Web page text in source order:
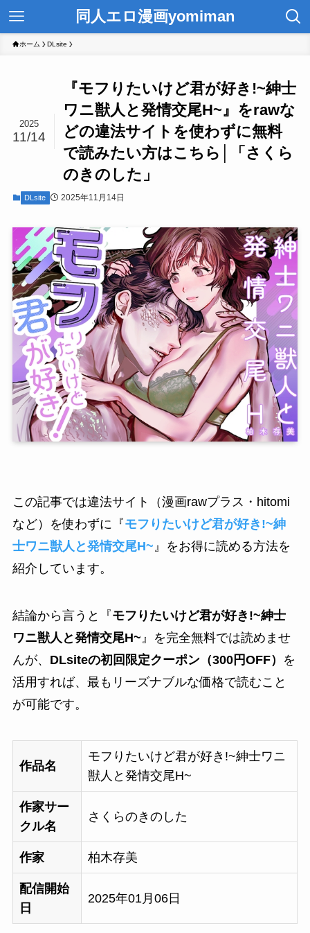
同人エロ漫画yomiman
ホーム DLsite
『モフりたいけど君が好き!~紳士
ワニ獣人と発情交尾H~』をrawな
どの違法サイトを使わずに無料
で読みたい方はこちら│「さくら
のきのした」
2025
11/14
DLsite 2025年11月14日
この記事では違法サイト（漫画rawプラス・hitomi
など）を使わずに『モフりたいけど君が好き!~紳
士ワニ獣人と発情交尾H~』をお得に読める方法を
紹介しています。
結論から言うと『モフりたいけど君が好き!~紳士
ワニ獣人と発情交尾H~』を完全無料では読めませ
んが、 DLsiteの初回限定クーポン（300円OFF）
を
活用すれば、最もリーズナブルな価格で読むこと
が可能です。
作品名
モフりたいけど君が好き!~紳士ワニ
獣人と発情交尾H~
作家サー
クル名
さくらのきのした
作家 柏木存美
配信開始
日
2025年01月06日